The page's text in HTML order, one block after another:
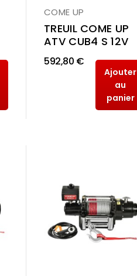
COME UP
TREUIL COME UP
ATV CUB4 S 12V
592,80 €
Ajouter
au
panier